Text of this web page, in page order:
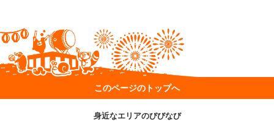
このページのトップへ
身近なエリアのびびなび